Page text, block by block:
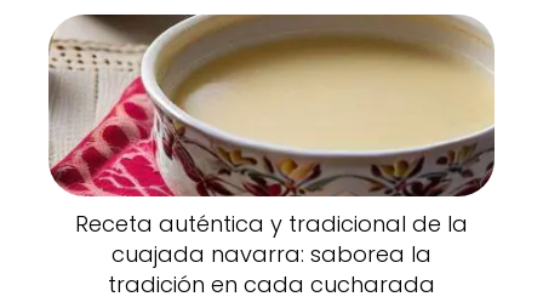
Receta auténtica y tradicional de la
cuajada navarra: saborea la
tradición en cada cucharada